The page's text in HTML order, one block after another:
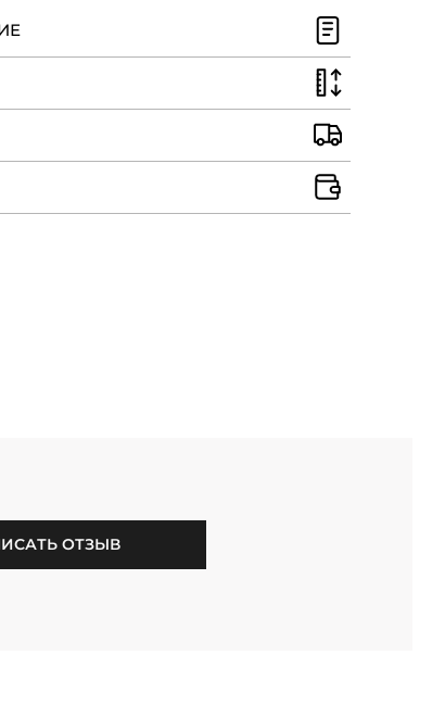
ОТЗЫВ